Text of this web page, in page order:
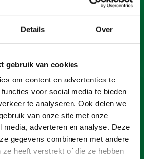
Details Over
gebruik van cookies
om content en advertenties te
voor social media te bieden
te analyseren. Ook delen we
van onze site met onze
media, adverteren en analyse. Deze
gegevens combineren met andere
ze heeft verstrekt of die ze hebben
op met de wandeltrainer of
groep.
Zoeken